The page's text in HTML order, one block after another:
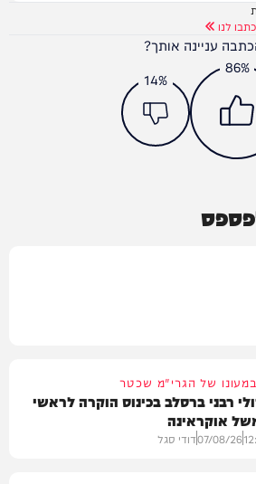
לנו
עניינה אותך?
86%
14%
במעונו של הגרי"מ שכטר
רבני ברסלב בכינוס הוקרה לראשי
אוקראינה
07/08/26דודי סגל